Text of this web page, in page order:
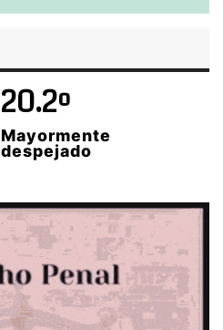
20.2º
Mayormente
despejado